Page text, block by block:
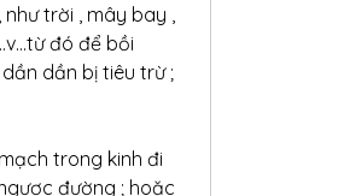
trời , mây bay ,
đó để bồi
dần bị tiêu trừ ;
trong kinh đi
đường ; hoặc